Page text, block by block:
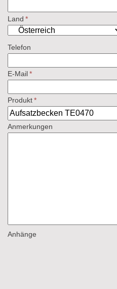
Land *
Telefon
E-Mail*
Produkt*
Anmerkungen
Anhänge